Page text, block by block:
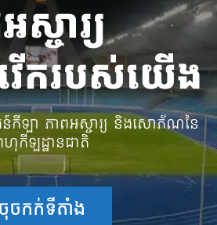
ស្ចារ្យ
ើករបស់យើង
ឡា ភាពអស្ចារ្យ និងសោភ័ណនៃ
ហុកីឡដ្ឋានជាតិ
ចុចកក់ទីតាំង